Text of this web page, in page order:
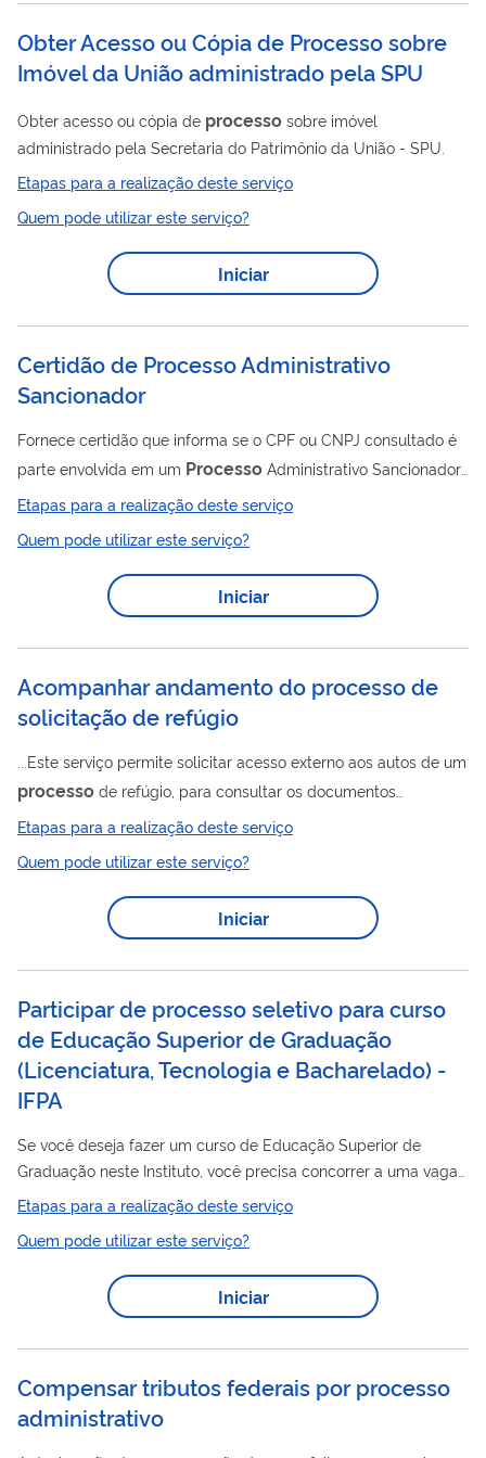
três módulos abaixo: Boleto ainda não vencido;...
Obter Acesso ou Cópia de Processo sobre
Imóvel da União administrado pela SPU
Obter acesso ou cópia de processo sobre imóvel
administrado pela Secretaria do Patrimônio da União - SPU.
Etapas para a realização deste serviço
Quem pode utilizar este serviço?
Iniciar
Certidão de Processo Administrativo
Sancionador
Fornece certidão que informa se o CPF ou CNPJ consultado é
parte envolvida em um Processo Administrativo Sancionador
pelo Banco Central para identificar infrações e aplicar
penalidades aos bancos, cooperativas de crédito,
administradoras de consórcio e demais instituições autorizadas
Etapas para a realização deste serviço
Quem pode utilizar este serviço?
Iniciar
Acompanhar andamento do processo de
solicitação de refúgio
...Este serviço permite solicitar acesso externo aos autos de um
processo de refúgio, para consultar os documentos
disponíveis e acompanhar sua tramitação. O pedido de acesso
deve ser apresentado por meio do Sistema Eletrônico de
Informações do Ministério da Justiça e Segurança Pública, o
SEI!, utilizando o tipo deprocesso“Pedido de Vistas/Acesso
”.
Etapas para a realização deste serviço
Quem pode utilizar este serviço?
Iniciar
Participar de processo seletivo para curso
de Educação Superior de Graduação
(Licenciatura, Tecnologia e Bacharelado) -
IFPA
Se você deseja fazer um curso de Educação Superior de
Graduação neste Instituto, você precisa concorrer a uma vaga
por meio deste serviço.
Etapas para a realização deste serviço
Quem pode utilizar este serviço?
Iniciar
Compensar tributos federais por processo
administrativo